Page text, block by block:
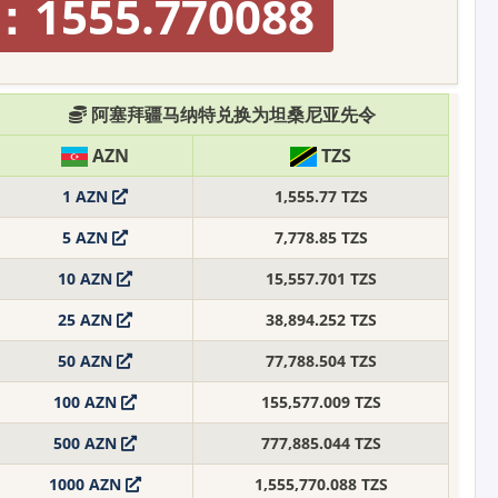
1555.770088
阿塞拜疆马纳特兑换为坦桑尼亚先令
AZN
TZS
1 AZN
1,555.77 TZS
5 AZN
7,778.85 TZS
10 AZN
15,557.701 TZS
25 AZN
38,894.252 TZS
50 AZN
77,788.504 TZS
100 AZN
155,577.009 TZS
500 AZN
777,885.044 TZS
1000 AZN
1,555,770.088 TZS